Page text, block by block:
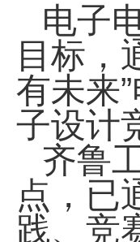
电子
目标，
有未来
子设计
齐鲁
点，已
践、竞